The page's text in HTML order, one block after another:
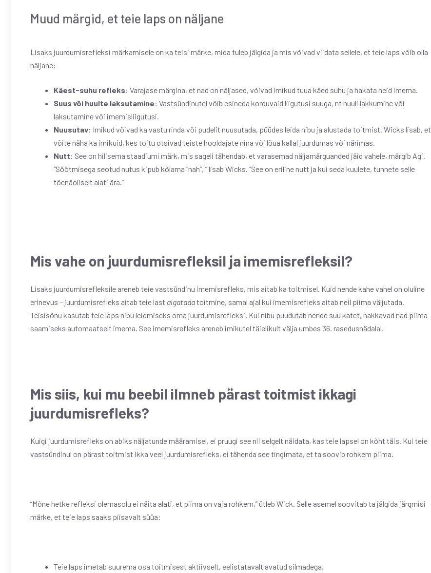
Muud märgid, et teie laps on näljane
Lisaks juurdumisrefleksi märkamisele on ka teisi märke, mida tuleb jälgida ja mis võivad viidata sellele, et teie laps võib olla
näljane:
Käest-suhu refleks: Varajase märgina, et nad on näljased, võivad imikud tuua käed suhu ja hakata neid imema.
Suus või huulte laksutamine: Vastsündinutel võib esineda korduvaid liigutusi suuga, nt huuli lakkumine või
laksutamine või imemisliigutusi.
Nuusutav: Imikud võivad ka vastu rinda või pudelit nuusutada, püüdes leida nibu ja alustada toitmist. Wicks lisab, et
võite näha ka imikuid, kes toitu otsivad teiste hooldajate nina või lõua kallal juurdumas või närimas.
Nutt: See on hilisema staadiumi märk, mis sageli tähendab, et varasemad näljamärguanded jäid vahele, märgib Agi.
“Söötmisega seotud nutus kipub kõlama “nah”, ” lisab Wicks. “See on eriline nutt ja kui seda kuulete, tunnete selle
tõenäoliselt alati ära.”
Mis vahe on juurdumisrefleksil ja imemisrefleksil?
Lisaks juurdumisrefleksile areneb teie vastsündinu imemisrefleks, mis aitab ka toitmisel. Kuid nende kahe vahel on oluline
erinevus – juurdumisrefleks aitab teie last algatadatoitmine, samal ajal kui imemisrefleks aitab neil piima väljutada.
Teisisõnu kasutab teie laps nibu leidmiseks oma juurdumisrefleksi. Kui nibu puudutab nende suu katet, hakkavad nad piima
saamiseks automaatselt imema. See imemisrefleks areneb imikutel täielikult välja umbes 36. rasedusnädalal.
Mis siis, kui mu beebil ilmneb pärast toitmist ikkagi
juurdumisrefleks?
Kuigi juurdumisrefleks on abiks näljatunde määramisel, ei pruugi see nii selgelt näidata, kas teie lapsel on kõht täis. Kui teie
vastsündinul on pärast toitmist ikka veel juurdumisrefleks, ei tähenda see tingimata, et ta soovib rohkem piima.
“Mõne hetke refleksi olemasolu ei näita alati, et piima on vaja rohkem,” ütleb Wick. Selle asemel soovitab ta jälgida järgmisi
märke, et teie laps saaks piisavalt süüa:
Teie laps imetab suurema osa toitmisest aktiivselt, eelistatavalt avatud silmadega.